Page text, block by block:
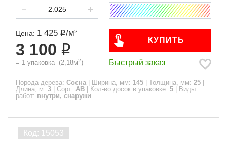
Цена: 1 425 /м2
3 100
= 1 упаковка (2,18м2)
КУПИТЬ
Быстрый заказ
Порода дерева: Сосна Ширина, мм: 145 Толщина, мм: 25
Длина, м: 3 Сорт: АВ Кол-во досок в упаковке: 5
Виды
работ: внутри, снаружи